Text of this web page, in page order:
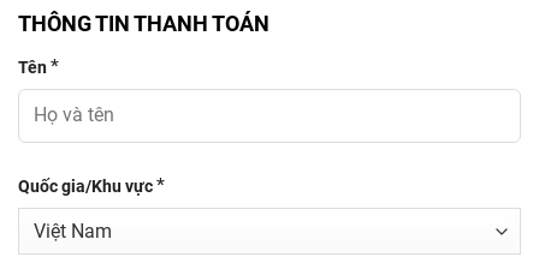
THÔNG TIN THANH TOÁN
Tên*
Quốc gia/Khu vực*